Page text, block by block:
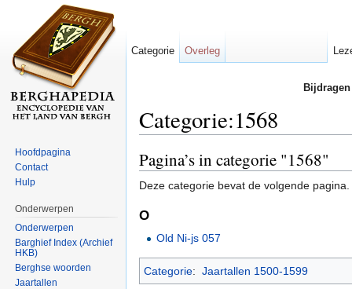
Categorie:1568
Pagina’s in categorie "1568"
Deze categorie bevat de volgende pagina.
O
Old Ni-js 057
Categorie: Jaartallen 1500-1599
Categorie Overleg
Hoofdpagina
Contact
Hulp
Onderwerpen
Onderwerpen
Barghief Index (Archief
HKB)
Berghse woorden
Jaartallen